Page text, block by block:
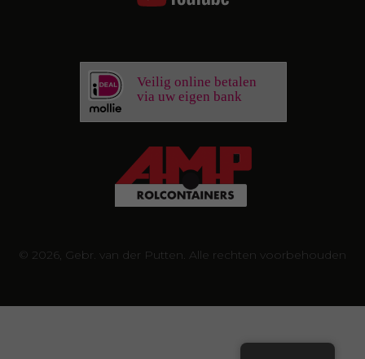
Veilig online betalen
via uw eigen bank
© 2026, Gebr. van der Putten. Alle rechten voorbehouden